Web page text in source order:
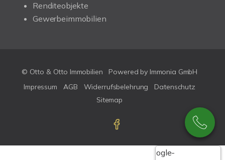
Renditeobjekte
Gewerbeimmobilien
© Otto & Otto Immobilien
Powered by Immonia GmbH
Impressum
AGB Widerrufsbelehrung
Datenschutz
Sitemap
Google-